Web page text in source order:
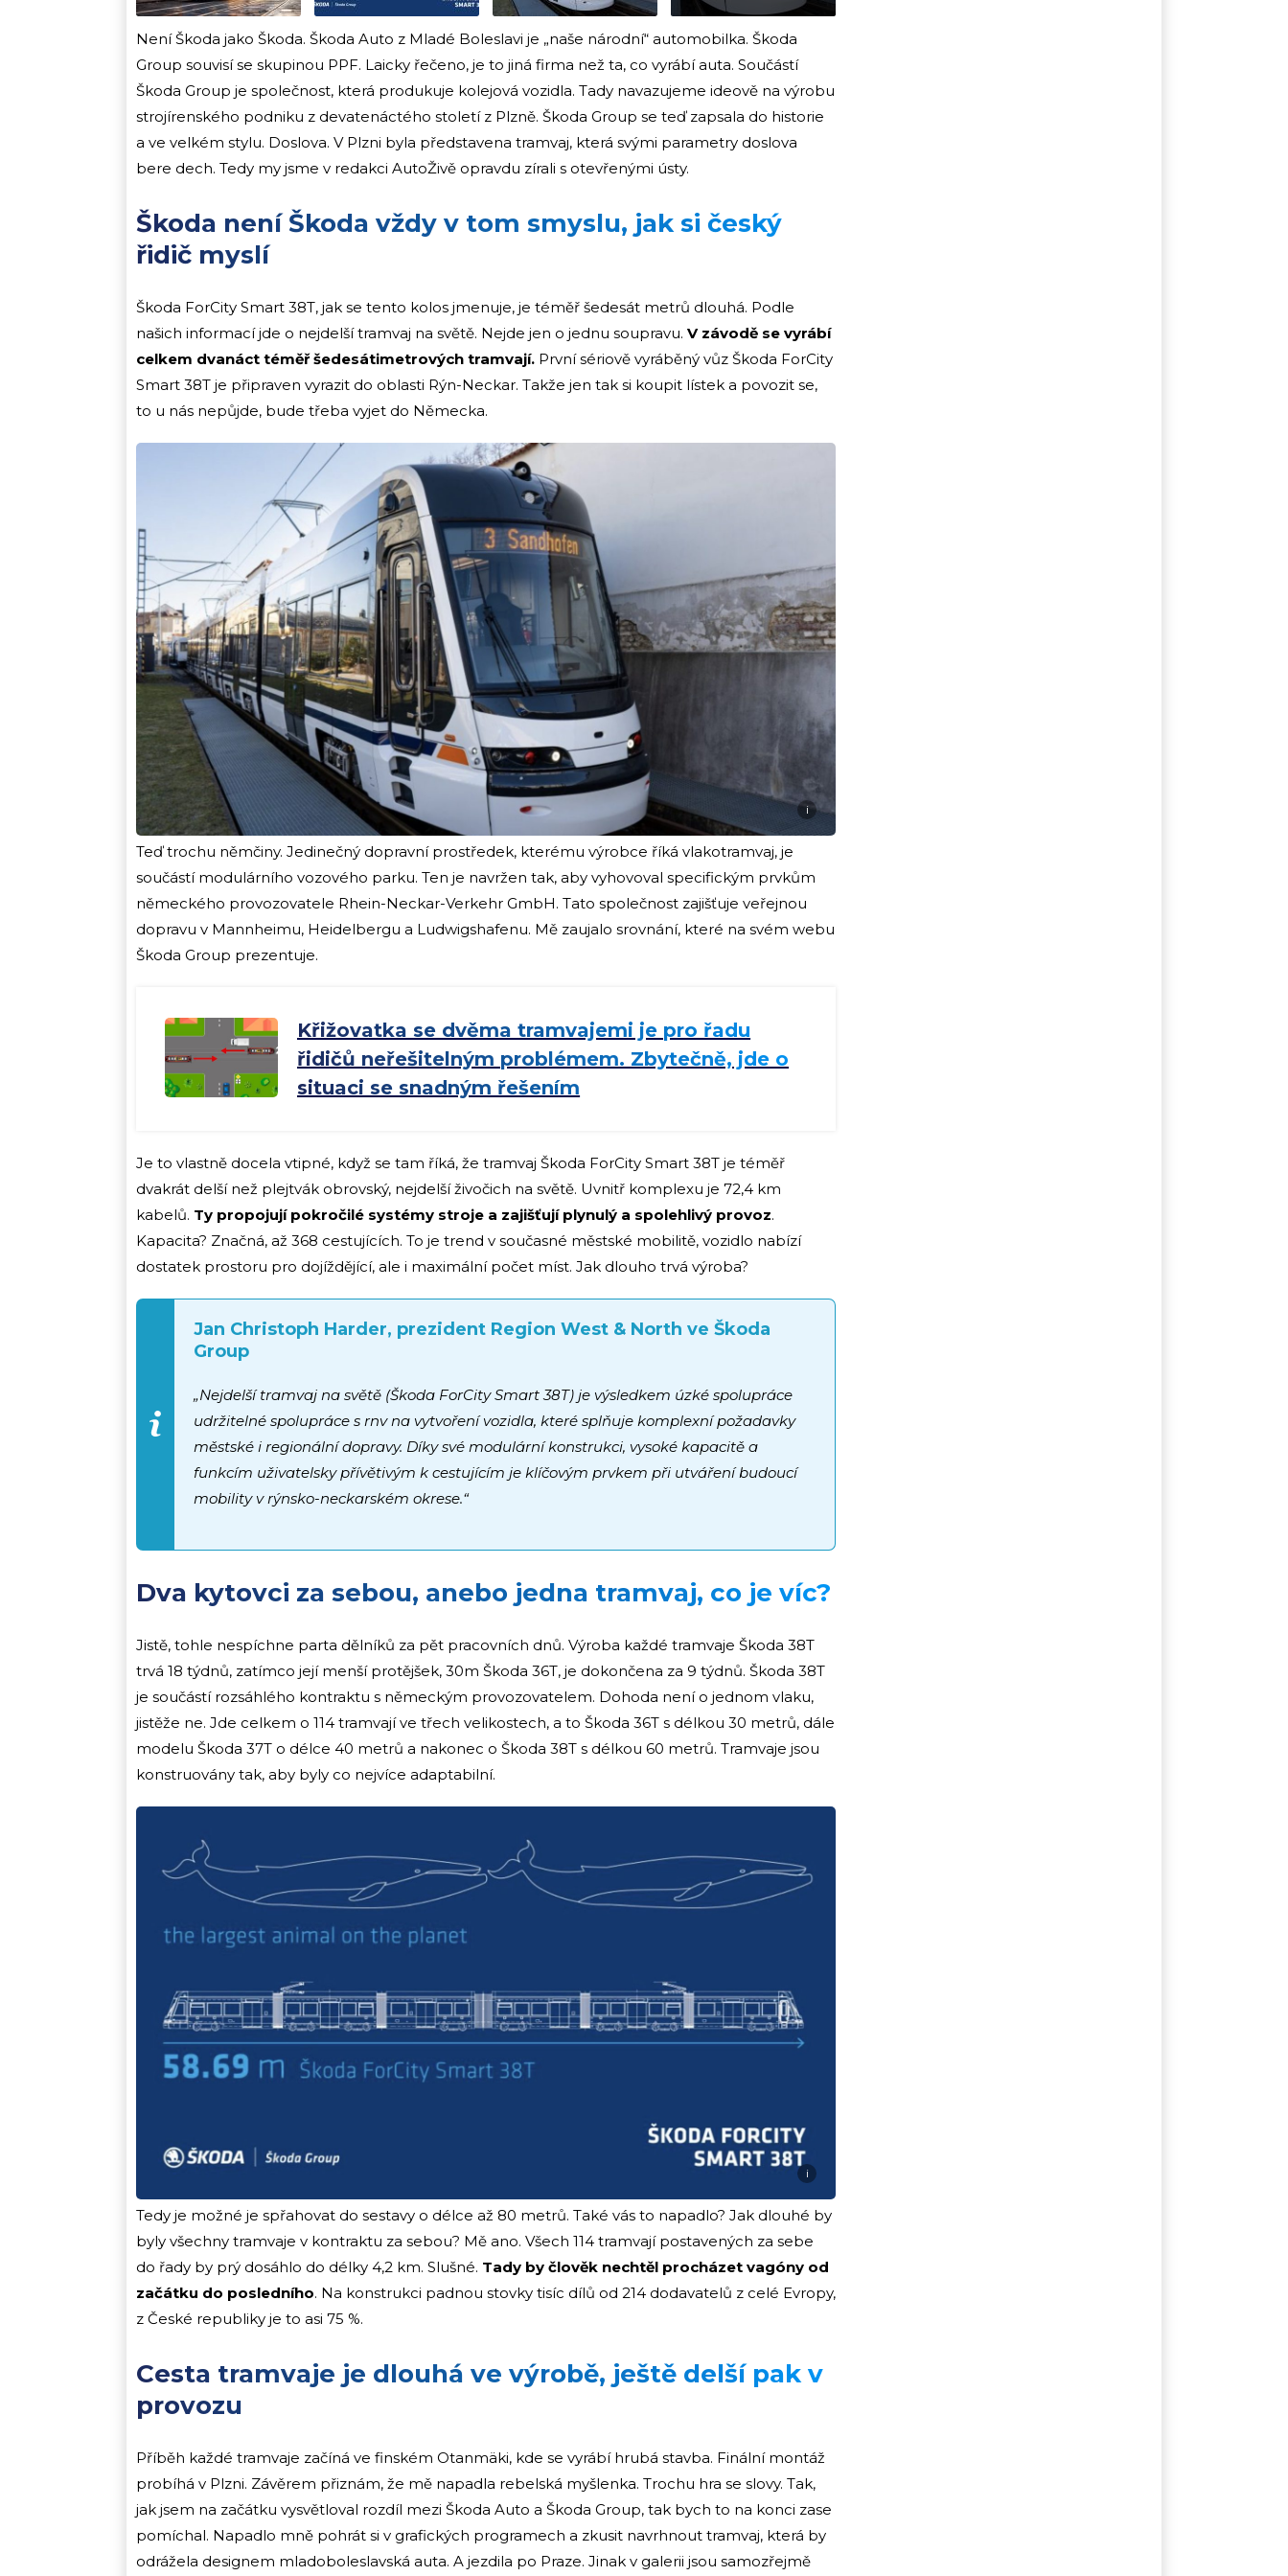
Není Škoda jako Škoda. Škoda Auto z Mladé Boleslavi je „naše národní“ automobilka. Škoda
Group souvisí se skupinou PPF. Laicky řečeno, je to jiná firma než ta, co vyrábí auta. Součástí
Škoda Group je společnost, která produkuje kolejová vozidla. Tady navazujeme ideově na výrobu
strojírenského podniku z devatenáctého století z Plzně. Škoda Group se teď zapsala do historie
a ve velkém stylu. Doslova. V Plzni byla představena tramvaj, která svými parametry doslova
bere dech. Tedy my jsme v redakci AutoŽivě opravdu zírali s otevřenými ústy.
Škoda není Škoda vždy v tom smyslu, jak si český
řidič myslí
Škoda ForCity Smart 38T, jak se tento kolos jmenuje, je téměř šedesát metrů dlouhá. Podle
našich informací jde o nejdelší tramvaj na světě. Nejde jen o jednu soupravu. V závodě se vyrábí
celkem dvanáct téměř šedesátimetrových tramvají. První sériově vyráběný vůz Škoda ForCity
Smart 38T je připraven vyrazit do oblasti Rýn-Neckar. Takže jen tak si koupit lístek a povozit se,
to u nás nepůjde, bude třeba vyjet do Německa.
i
Teď trochu němčiny. Jedinečný dopravní prostředek, kterému výrobce říká vlakotramvaj, je
součástí modulárního vozového parku. Ten je navržen tak, aby vyhovoval specifickým prvkům
německého provozovatele Rhein-Neckar-Verkehr GmbH. Tato společnost zajišťuje veřejnou
dopravu v Mannheimu, Heidelbergu a Ludwigshafenu. Mě zaujalo srovnání, které na svém webu
Škoda Group prezentuje.
Křižovatka se dvěma tramvajemi je pro řadu
řidičů neřešitelným problémem. Zbytečně, jde o
situaci se snadným řešením
Je to vlastně docela vtipné, když se tam říká, že tramvaj Škoda ForCity Smart 38T je téměř
dvakrát delší než plejtvák obrovský, nejdelší živočich na světě. Uvnitř komplexu je 72,4 km
kabelů. Ty propojují pokročilé systémy stroje a zajišťují plynulý a spolehlivý provoz.
Kapacita? Značná, až 368 cestujících. To je trend v současné městské mobilitě, vozidlo nabízí
dostatek prostoru pro dojíždějící, ale i maximální počet míst. Jak dlouho trvá výroba?
Jan Christoph Harder, prezident Region West & North ve Škoda
Group
„Nejdelší tramvaj na světě (Škoda ForCity Smart 38T) je výsledkem úzké spolupráce
udržitelné spolupráce s rnv na vytvoření vozidla, které splňuje komplexní požadavky
městské i regionální dopravy. Díky své modulární konstrukci, vysoké kapacitě a
funkcím uživatelsky přívětivým k cestujícím je klíčovým prvkem při utváření budoucí
mobility v rýnsko-neckarském okrese.“
Dva kytovci za sebou, anebo jedna tramvaj, co je víc?
Jistě, tohle nespíchne parta dělníků za pět pracovních dnů. Výroba každé tramvaje Škoda 38T
trvá 18 týdnů, zatímco její menší protějšek, 30m Škoda 36T, je dokončena za 9 týdnů. Škoda 38T
je součástí rozsáhlého kontraktu s německým provozovatelem. Dohoda není o jednom vlaku,
jistěže ne. Jde celkem o 114 tramvají ve třech velikostech, a to Škoda 36T s délkou 30 metrů, dále
modelu Škoda 37T o délce 40 metrů a nakonec o Škoda 38T s délkou 60 metrů. Tramvaje jsou
konstruovány tak, aby byly co nejvíce adaptabilní.
i
Tedy je možné je spřahovat do sestavy o délce až 80 metrů. Také vás to napadlo? Jak dlouhé by
byly všechny tramvaje v kontraktu za sebou? Mě ano. Všech 114 tramvají postavených za sebe
do řady by prý dosáhlo do délky 4,2 km. Slušné. Tady by člověk nechtěl procházet vagóny od
začátku do posledního. Na konstrukci padnou stovky tisíc dílů od 214 dodavatelů z celé Evropy,
z České republiky je to asi 75 %.
Cesta tramvaje je dlouhá ve výrobě, ještě delší pak v
provozu
Příběh každé tramvaje začíná ve finském Otanmäki, kde se vyrábí hrubá stavba. Finální montáž
probíhá v Plzni. Závěrem přiznám, že mě napadla rebelská myšlenka. Trochu hra se slovy. Tak,
jak jsem na začátku vysvětloval rozdíl mezi Škoda Auto a Škoda Group, tak bych to na konci zase
pomíchal. Napadlo mně pohrát si v grafických programech a zkusit navrhnout tramvaj, která by
odrážela designem mladoboleslavská auta. A jezdila po Praze. Jinak v galerii jsou samozřejmě